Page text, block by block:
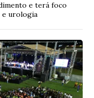
e terá foco
e urologia